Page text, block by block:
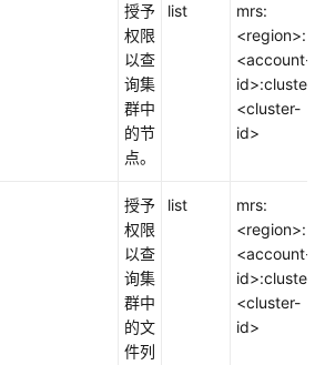
授予
权限
以查
询集
群中
的节
点。
list
mrs:
<region>:
<account-
id>:cluster:
<cluster-
id>
授予
权限
以查
询集
群中
的文
件列
list
mrs:
<region>:
<account-
id>:cluster:
<cluster-
id>